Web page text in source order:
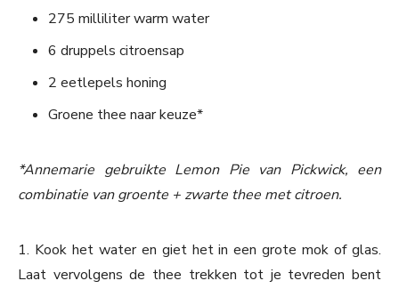
275 milliliter warm water
6 druppels citroensap
2 eetlepels honing
Groene thee naar keuze*
*Annemarie gebruikte Lemon Pie van Pickwick, een
combinatie van groente + zwarte thee met citroen.
1. Kook het water en giet het in een grote mok of glas.
Laat vervolgens de thee trekken tot je tevreden bent